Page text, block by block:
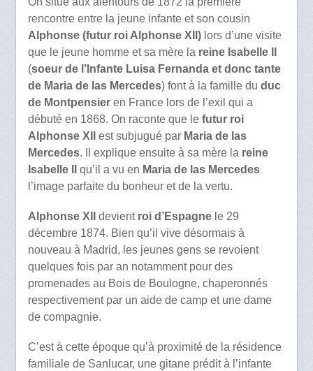
rencontre entre la jeune infante et son cousin
Alphonse (futur roi Alphonse XII)lors d’une visite
que le jeune homme et sa mère la reine Isabelle II
(soeur de l’Infante Luisa Fernanda et donc tante
de Maria de las Mercedes) font à la famille du duc
de Montpensieren France lors de l’exil qui a
débuté en 1868. On raconte que le futur roi
Alphonse XII
est subjugué par Maria de las
Mercedes. Il explique ensuite à sa mère la reine
Isabelle II
qu’il a vu en Maria de las Mercedes
l’image parfaite du bonheur et de la vertu.
Alphonse XII devient roi d’Espagnele 29
décembre 1874. Bien qu’il vive désormais à
nouveau à Madrid, les jeunes gens se revoient
quelques fois par an notamment pour des
promenades au Bois de Boulogne, chaperonnés
respectivement par un aide de camp et une dame
de compagnie.
C’est à cette époque qu’à proximité de la résidence
familiale de Sanlucar, une gitane prédit à l’infante